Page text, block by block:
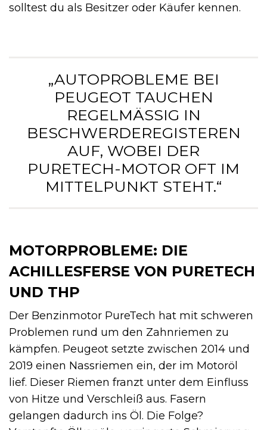
solltest du als Besitzer oder Käufer kennen.
„AUTOPROBLEME BEI
PEUGEOT TAUCHEN
REGELMÄSSIG IN B
ESCHWERDEREGISTEREN A
UF, WOBEI DER P
URETECH-MOTOR OFT IM M
ITTELPUNKT STEHT.“
MOTORPROBLEME: DIE
ACHILLESFERSE VON PURETECH
UND THP
Der Benzinmotor PureTech hat mit schweren
Problemen rund um den Zahnriemen zu
kämpfen. Peugeot setzte zwischen 2014 und
2019 einen Nassriemen ein, der im Motoröl
lief. Dieser Riemen franzt unter dem Einfluss
von Hitze und Verschleiß aus. Fasern
gelangen dadurch ins Öl. Die Folge?